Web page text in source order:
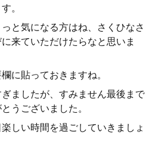
。
と気になる方はね、さくひなさ
来ていただけたらなと思いま
に貼っておきますね。
ましたが、すみません最後まで
うございました。
しい時間を過ごしていきましょ